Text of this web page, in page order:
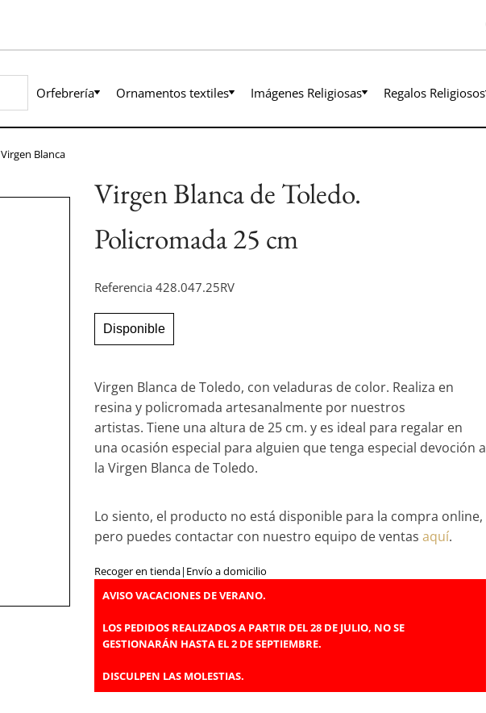
Orfebrería Ornamentos textiles Imágenes Religiosas Regalos Religiosos
Virgen Blanca
Virgen Blanca de Toledo.
Policromada 25 cm
Referencia 428.047.25RV
Disponible
Virgen Blanca de Toledo, con veladuras de color. Realiza en
resina y policromada artesanalmente por nuestros
artistas. Tiene una altura de 25 cm. y es ideal para regalar en
una ocasión especial para alguien que tenga especial devoción a
la Virgen Blanca de Toledo.
Lo siento, el producto no está disponible para la compra online,
pero puedes contactar con nuestro equipo de ventas aquí.
Recoger en tienda| Envío a domicilio
AVISO VACACIONES DE VERANO.
LOS PEDIDOS REALIZADOS A PARTIR DEL 28 DE JULIO, NO SE
GESTIONARÁN HASTA EL 2 DE SEPTIEMBRE.
DISCULPEN LAS MOLESTIAS.